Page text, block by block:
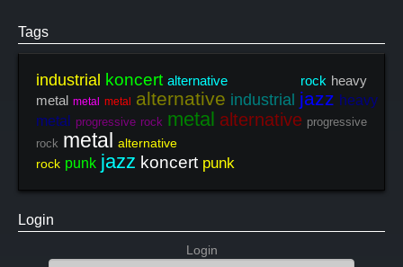
Tags
industrial koncert alternative rock heavy
metal metal metal alternative industrial jazz heavy
metal
progressive rock metal alternative progressive
rock metal alternative
rock punk jazz koncert punk
Login
Login